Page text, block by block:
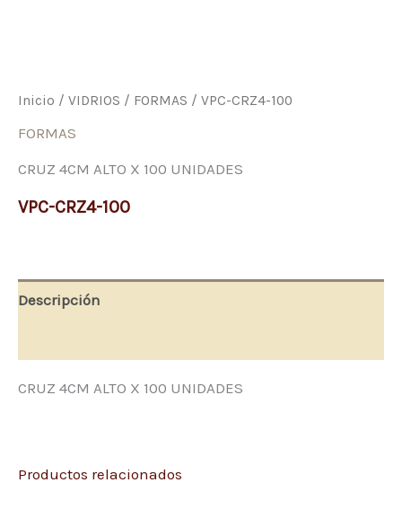
Inicio / VIDRIOS / FORMAS / VPC-CRZ4-100
FORMAS
CRUZ 4CM ALTO X 100 UNIDADES
VPC-CRZ4-100
Descripción
CRUZ 4CM ALTO X 100 UNIDADES
Productos relacionados